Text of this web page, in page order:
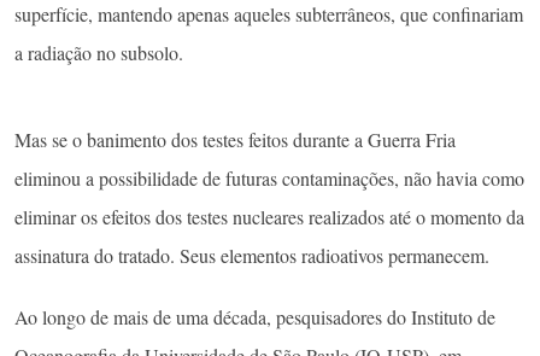
superfície, mantendo apenas aqueles subterrâneos, que confinariam
a radiação no subsolo.
Mas se o banimento dos testes feitos durante a Guerra Fria
eliminou a possibilidade de futuras contaminações, não havia como
eliminar os efeitos dos testes nucleares realizados até o momento da
assinatura do tratado. Seus elementos radioativos permanecem.
Ao longo de mais de uma década, pesquisadores do Instituto de